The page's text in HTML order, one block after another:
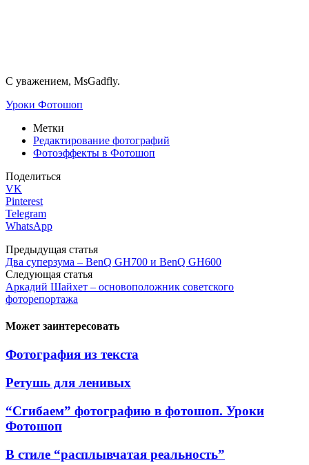
С уважением, MsGadfly.
Уроки Фотошоп
Метки
Редактирование фотографий
Фотоэффекты в Фотошоп
Поделиться
VK
Pinterest
Telegram
WhatsApp
Предыдущая статья
Два суперзума – BenQ GH700 и BenQ GH600
Следующая статья
Аркадий Шайхет – основоположник советского
фоторепортажа
Может заинтересовать
Фотография из текста
Ретушь для ленивых
“Сгибаем” фотографию в фотошоп. Уроки
Фотошоп
В стиле “расплывчатая реальность”